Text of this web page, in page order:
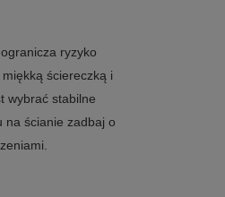
ryzyko
ściereczką i
wybrać stabilne
na ścianie zadbaj o